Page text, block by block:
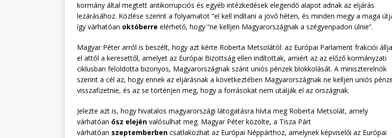
kormány által megtett antikorrupciós és egyéb intézkedések elegendő alapot adnak az eljárás
lezárásához. Közlése szerint a folyamatot “el kell indítani a jövő héten, és minden megy a maga
így várhatóan októberre elérhető, hogy “ne kelljen Magyarországnak a szégyenpadon ülnie”.
Magyar Péter arról is beszélt, hogy azt kérte Roberta Metsolától: az Európai Parlament frakciói
el attól a keresettől, amelyet az Európai Bizottság ellen indítottak, amiért az az előző kormányzati
ciklusban feloldotta bizonyos, Magyarországnak szánt uniós pénzek blokkolását. A miniszterelnök
szerint a cél az, hogy ennek az eljárásnak a következtében Magyarországnak ne kelljen uniós
visszafizetnie, és az se történjen meg, hogy a forrásokat nem utalják el az országnak.
Jelezte azt is, hogy hivatalos magyarországi látogatásra hívta meg Roberta Metsolát, amely
várhatóan ősz elején valósulhat meg. Magyar Péter közölte, a Tisza Párt
várhatóan szeptemberben csatlakozhat az Európai Néppárthoz, amelynek képviselői az Európai